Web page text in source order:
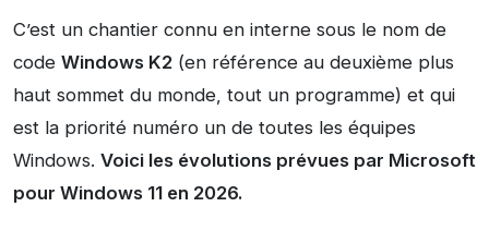
C’est un chantier connu en interne sous le nom de
code Windows K2 (en référence au deuxième plus
haut sommet du monde, tout un programme) et qui
est la priorité numéro un de toutes les équipes
Windows. Voici les évolutions prévues par Microsoft
pour Windows 11 en 2026.